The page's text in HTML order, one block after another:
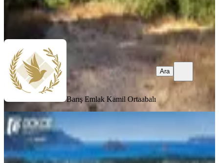
Barış EmlakKamil Ortaabalı
Barış Emlak Kamil Ortaabalı
Ara
Fethiye Kargı Mah.'de Satılık 555 M²
Müstakil Arsa
Fethiye, Çiftlik Mahallesi